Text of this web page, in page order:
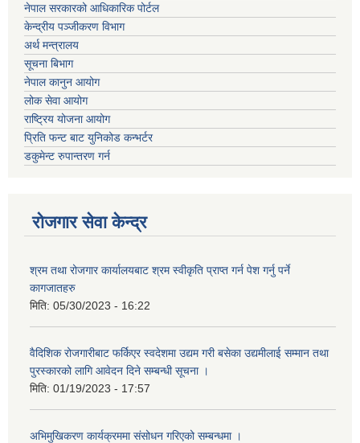
नेपाल सरकारको आधिकारिक पोर्टल
केन्द्रीय पञ्जीकरण विभाग
अर्थ मन्त्रालय
सूचना बिभाग
नेपाल कानुन आयोग
लोक सेवा आयोग
राष्ट्रिय योजना आयोग
प्रिति फन्ट बाट युनिकोड कन्भर्टर
डकुमेन्ट रुपान्तरण गर्न
रोजगार सेवा केन्द्र
श्रम तथा रोजगार कार्यालयबाट श्रम स्वीकृति प्राप्त गर्न पेश गर्नु पर्ने
कागजातहरु
मिति: 05/30/2023 - 16:22
वैदिशिक रोजगारीबाट फर्किएर स्वदेशमा उद्यम गरी बसेका उद्यमीलाई सम्मान तथा
पुरस्कारको लागि आवेदन दिने सम्बन्धी सूचना ।
मिति: 01/19/2023 - 17:57
अभिमुखिकरण कार्यक्रममा संसोधन गरिएको सम्बन्धमा ।